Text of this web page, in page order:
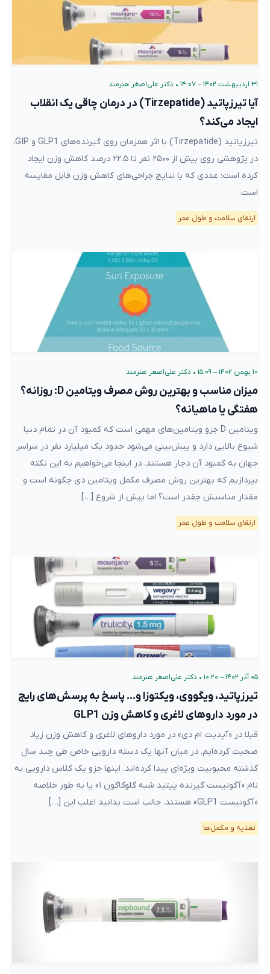
۳۱ اردیبهشت ۱۴۰۲ – ۱۴:۰۷ • دکتر علی‌اصغر هنرمند
آیا تیرزپاتید (Tirzepatide) در درمان چاقی یک انقلاب
ایجاد می‌کند؟
تیرزپاتید (Tirzepatide) با اثر همزمان روی گیرنده‌های GLP1 و GIP،
در پژوهشی روی بیش از ۲۵۰۰ نفر تا ۲۲.۵ درصد کاهش وزن ایجاد
کرده است؛ عددی که با نتایج جراحی‌های کاهش وزن قابل مقایسه
است.
ارتقای سلامت و طول عمر
۱۰ بهمن ۱۴۰۲ – ۱۵:۰۹ • دکتر علی‌اصغر هنرمند
میزان مناسب و بهترین روش مصرف ویتامین D: روزانه؟
هفتگی یا ماهیانه؟
ویتامین D جزو ویتامین‌های مهمی است که کمبود آن در تمام دنیا
شیوع بالایی دارد و پیش‌بینی می‌شود حدود یک میلیارد نفر در سراسر
جهان به کمبود آن دچار هستند. در اینجا می‌خواهیم به این نکته
بپردازیم که بهترین روش مصرف مکمل ویتامین دی چگونه است و
مقدار مناسبش چقدر است؟ اما پیش از شروع […]
ارتقای سلامت و طول عمر
۰۵ آذر ۱۴۰۲ – ۱۰:۲۰ • دکتر علی‌اصغر هنرمند
تیرزپاتید، ویگووی، ویکتوزا و… پاسخ به پرسش‌های رایج
در مورد داروهای لاغری و کاهش وزن GLP1
قبلا در «آپدیت ام دی» در مورد داروهای لاغری و کاهش وزن زیاد
صحبت کرده‌ایم. در میان آنها یک دسته دارویی خاص طی چند سال
گذشته محبوبیت ویژه‌ای پیدا کرده‌اند. اینها جزو یک کلاس دارویی به
نام «آگونیست گیرنده پپتید شبه گلوکاگون ۱» یا به طور خلاصه
«آگونیست GLP1» هستند. جالب است بدانید اغلب این […]
تغذیه و مکمل‌ها